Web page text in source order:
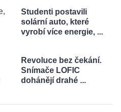
Studenti postavili
solární auto, které
vyrobí více energie, ...
Revoluce bez čekání.
Snímače LOFIC
dohánějí drahé ...